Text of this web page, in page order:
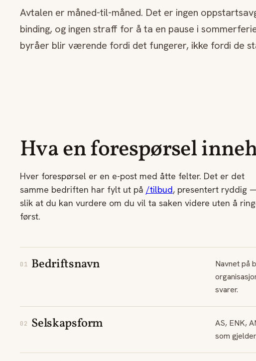
Avtalen er måned-til-måned. Det er ingen
binding, og ingen straff for å ta en pause i
byråer blir værende fordi det fungerer, ikke fordi de
Hva en forespørsel
Hver forespørsel er en e-post med åtte felter. Det er det
samme bedriften har fylt ut på /tilbud, presentert ryddig
slik at du kan vurdere om du vil ta saken videre uten å
først.
01 Bedriftsnavn
Navnet på
svarer.
02 Selskapsform
AS, ENK,
som